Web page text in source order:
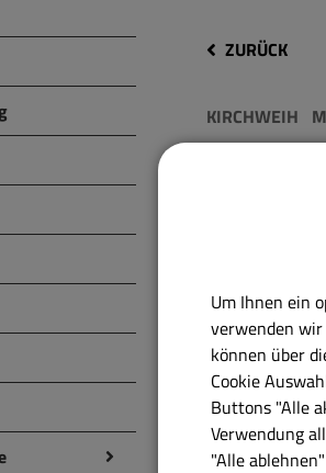
ZURÜCK
KIRCHWEIH
Um Ihnen ein
verwenden wir
können über
Cookie
Buttons "Alle
Verwendung
"Alle